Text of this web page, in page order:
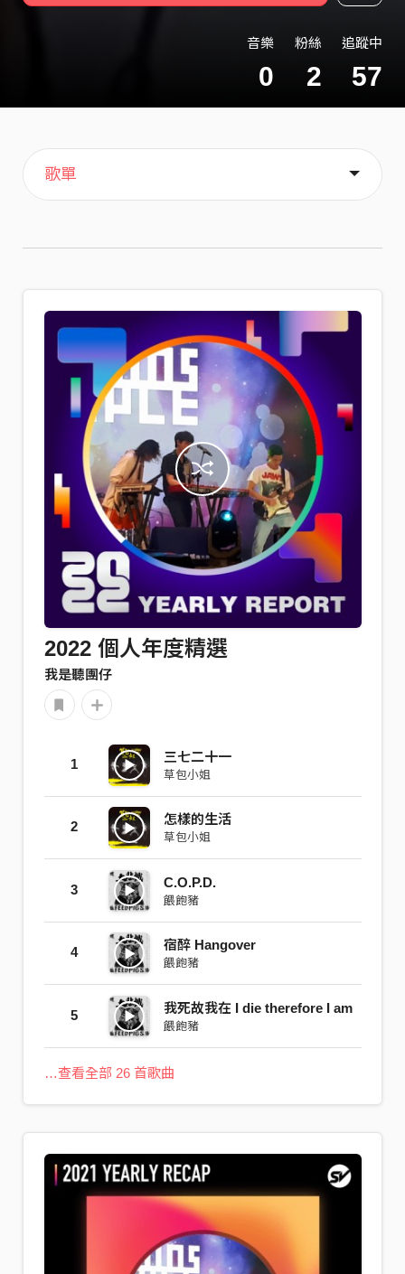
音樂
0
粉絲
2
追蹤中
57
主頁
歌單
喜歡
關於
2022 個人年度精選
我是聽團仔
1 三七二十一
草包小姐
2 怎樣的生活
草包小姐
3 C.O.P.D.
餵飽豬
4 宿醉 Hangover
餵飽豬
5 我死故我在 I die therefore I am
餵飽豬
…查看全部 26 首歌曲